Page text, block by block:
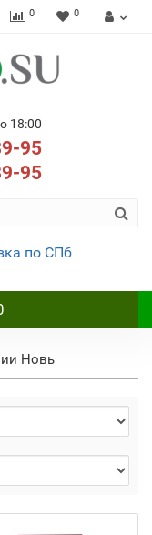
0 0
18:00
95
95
по СПб
Новь